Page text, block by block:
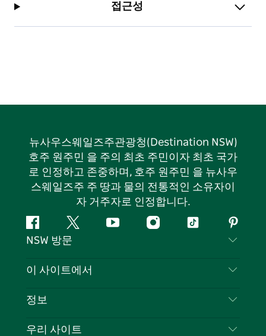
접근성
뉴사우스웨일즈주관광청(Destination NSW)
호주 원주민 을 주의 최초 주민이자 최초 국가
로 인정하고 존중하며, 호주 원주민 을 뉴사우
스웨일즈주 주 땅과 물의 전통적인 소유자이
자 거주자로 인정합니다.
페
이
북
지
다
유
인
틱
핀
터
스
NSW 방문
문의하기
쿠키 고지
이 사이트에서
목적지
정보
여행 정보
우리 사이트